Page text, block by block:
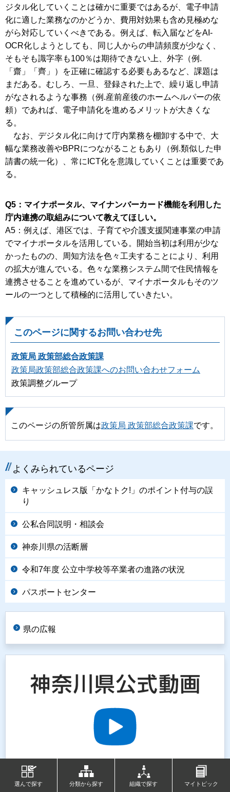
ジタル化していくことは確かに重要ではあるが、電子申請
化に適した業務なのかどうか、費用対効果も含め見極めな
がら対応していくべきである。例えば、転入届などをAI-
OCR化しようとしても、同じ人からの申請頻度が少なく、
そもそも識字率も100％は期待できない上、外字（例.
「齋」「齊」）を正確に確認する必要もあるなど、課題は
まだある。むしろ、一旦、登録された上で、繰り返し申請
がなされるような事務（例.産前産後のホームヘルパーの依
頼）であれば、電子申請化を進めるメリットが大きくな
る。
なお、デジタル化に向けて庁内業務を棚卸する中で、大
幅な業務改善やBPRにつながることもあり（例.類似した申
請書の統一化）、常にICT化を意識していくことは重要であ
る。
Q5：マイナポータル、マイナンバーカード機能を利用した
庁内連携の取組みについて教えてほしい。
A5：例えば、港区では、子育てや介護支援関連事業の申請
でマイナポータルを活用している。開始当初は利用が少な
かったものの、周知方法を色々工夫することにより、利用
の拡大が進んでいる。色々な業務システム間で住民情報を
連携させることを進めているが、マイナポータルもそのツ
ールの一つとして積極的に活用していきたい。
このページに関するお問い合わせ先
政策局 政策部総合政策課
政策局政策部総合政策課へのお問い合わせフォーム
政策調整グループ
このページの所管所属は政策局 政策部総合政策課です。
よくみられているページ
キャッシュレス版「かなトク!」のポイント付与の誤
り
公私合同説明・相談会
神奈川県の活断層
令和7年度 公立中学校等卒業者の進路の状況
パスポートセンター
県の広報
選んで探す 分類から探す 組織で探す マイトピック